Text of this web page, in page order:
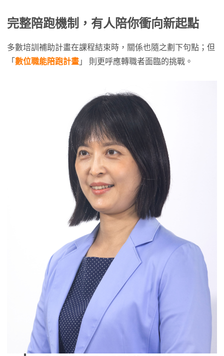
完整陪跑機制，有人陪你衝向新起點
多數培訓補助計畫在課程結束時，關係也隨之劃下句點；但
「 數位職能陪跑計畫 」 則更呼應轉職者面臨的挑戰。